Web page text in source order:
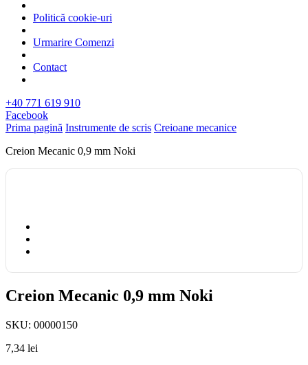
Politică cookie-uri
Urmarire Comenzi
Contact
+40 771 619 910
Facebook
Prima pagină Instrumente de scris Creioane mecanice
Creion Mecanic 0,9 mm Noki
Creion Mecanic 0,9 mm Noki
SKU: 00000150
7,34 lei